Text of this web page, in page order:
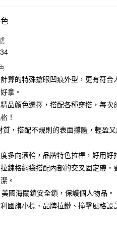
庫商業銀行
業銀行
業儲蓄銀行
華商業銀行
兆豐國際
小企業銀行
業銀行
遠東國際
業銀行
業銀行
星展（台
際商業銀行
天信用卡公司
0 利率 每期
業銀行
業儲蓄銀行
台北富邦
華商業銀行
小企業銀行
台中商業
台灣）商業銀行
商業銀行
永豐商業
業銀行
際商業銀行
中國信託
天信用卡公司
式
，滿NT$999(含以上)免運費
算的特殊搶眼凹痕外型，更有符合
拿。
品顏色選擇，搭配各種穿搭，每次
！
質，搭配不規則的表面撐體，輕盈
多向滾輪，品牌特色拉桿，好用好
鍊格網袋搭配內部的交叉固定帶，
。
美國海關鎖安全鎖，保護個人物品。
國旗小標、品牌拉鏈、撞擊風格設